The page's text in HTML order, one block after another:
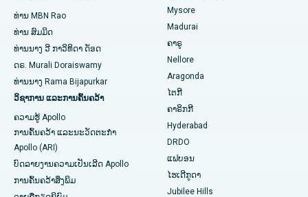
ຊອກຫານັກຈິດຕະວິທະຍາ
ຊອກຫາແພດຜ່າຕັດທົ່ວໄປ
ໂຮງໝໍທີ່ດີທີ່ສຸດໃນໜ່ວຍທີ 15, Bhubaneswar
ໂຮງໝໍທີ່ດີທີ່ສຸດໃນຖະໜົນ Seepat, Bilaspur
ໂຮງໝໍທີ່ດີທີ່ສຸດໃນ Ellisbridge, Ahmedabad
ໂຮງໝໍທີ່ດີທີ່ສຸດໃນນິວເດລີ
ໂຮງໝໍທີ່ດີທີ່ສຸດໃນ DRDO, Hyderabad
ໂຮງໝໍທີ່ດີທີ່ສຸດໃນ GS Road, Guwahati
ໂຮງໝໍທີ່ດີທີ່ສຸດໃນ Hyderguda, Hyderabad
ເສັ້ນເລືອດແດງຂອງມົດລູກ
ການຜ່າຕັດໄຂ່ຫຼັງ
ການຜ່າຕັດມະເຮັງເຕົ້ານົມ
ການປິ່ນປົວໂຣກຜີວ ໜັງ
Colonoscopy
Polypectomy
ການກະຕຸ້ນສະຫມອງເລິກ
ທ່ານ MBN Rao
ທ່ານ ສົມມິດ
ທ່ານ​ນາງ ວີ ກາ​ວິ​ທິ​ດາ ດັອດ
ດຣ. Murali Doraiswamy
ທ່ານ​ນາງ Rama Bijapurkar
ວິຊາການ ແລະການຄົ້ນຄວ້າ
ຄວາມຮູ້ Apollo
ການຄົ້ນຄວ້າ ແລະນະວັດຕະກໍາ
Apollo (ARI)
ບົດລາຍງານຄວາມເປັນເລີດ Apollo
ການຄົ້ນຄວ້າສິ່ງພິມ
Mysore
Madurai
ຄາຣູ
Nellore
Aragonda
ໄຕກີ
ຄາຣິກກີ
Hyderabad
DRDO
ແຟບອນ
ໄຮເດີກູດາ
Jubilee Hills